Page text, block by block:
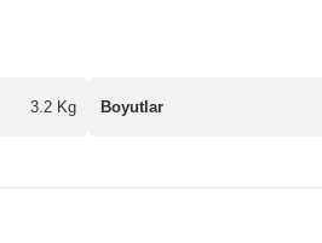
3.2 Kg Boyutlar